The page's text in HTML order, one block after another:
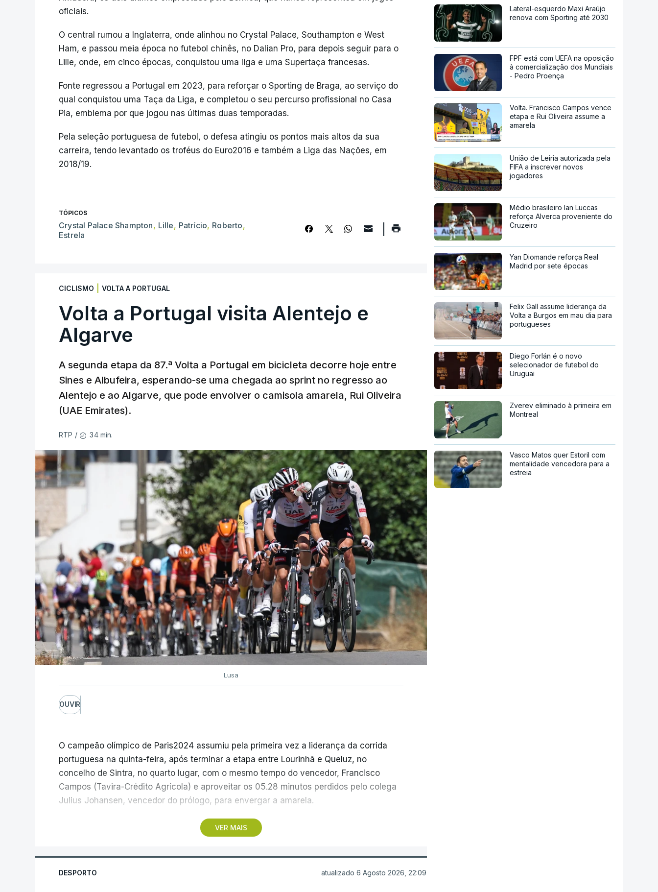
oficiais.
O central rumou a Inglaterra, onde alinhou no Crystal Palace, Southampton e West
Ham, e passou meia época no futebol chinês, no Dalian Pro, para depois seguir para o
Lille, onde, em cinco épocas, conquistou uma liga e uma Supertaça francesas.
Fonte regressou a Portugal em 2023, para reforçar o Sporting de Braga, ao serviço do
qual conquistou uma Taça da Liga, e completou o seu percurso profissional no Casa
Pia, emblema por que jogou nas últimas duas temporadas.
Pela seleção portuguesa de futebol, o defesa atingiu os pontos mais altos da sua
carreira, tendo levantado os troféus do Euro2016 e também a Liga das Nações, em
2018/19.
TÓPICOS
Crystal Palace Shampton, Lille, Patrício, Roberto,
Estrela
CICLISMO VOLTA A PORTUGAL
Volta a Portugal visita Alentejo e
Algarve
A segunda etapa da 87.ª Volta a Portugal em bicicleta decorre hoje entre
Sines e Albufeira, esperando-se uma chegada ao sprint no regresso ao
Alentejo e ao Algarve, que pode envolver o camisola amarela, Rui Oliveira
(UAE Emirates).
RTP / 34 min.
Lusa
OUVIR
VER MAIS
O campeão olímpico de Paris2024 assumiu pela primeira vez a liderança da corrida
portuguesa na quinta-feira, após terminar a etapa entre Lourinhã e Queluz, no
concelho de Sintra, no quarto lugar, com o mesmo tempo do vencedor, Francisco
Campos (Tavira-Crédito Agrícola) e aproveitar os 05.28 minutos perdidos pelo colega
Julius Johansen, vencedor do prólogo, para envergar a amarela.
Três anos depois da etapa que ligou Sines e Loulé, com vitória de João Matias (Tavfer-
rumo a Albufeira, num percurso com 180,4 quilómetros, que reúne três metas volantes
e uma contagem de montanha de terceira categoria, em Odeceixe, ao quilómetro 86,2.
DESPORTO atualizado 6 Agosto 2026, 22:09
Lateral-esquerdo Maxi Araújo
renova com Sporting até 2030
FPF está com UEFA na oposição
à comercialização dos Mundiais
- Pedro Proença
Volta. Francisco Campos vence
etapa e Rui Oliveira assume a
amarela
União de Leiria autorizada pela
FIFA a inscrever novos
jogadores
Médio brasileiro Ian Luccas
reforça Alverca proveniente do
Cruzeiro
Yan Diomande reforça Real
Madrid por sete épocas
Felix Gall assume liderança da
Volta a Burgos em mau dia para
portugueses
Diego Forlán é o novo
selecionador de futebol do
Uruguai
Zverev eliminado à primeira em
Montreal
Vasco Matos quer Estoril com
mentalidade vencedora para a
estreia